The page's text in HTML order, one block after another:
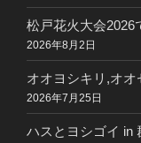
松戸花火大会2026
2026年8月2日
オオヨシキリ,オ
2026年7月25日
ハスとヨシゴイ in